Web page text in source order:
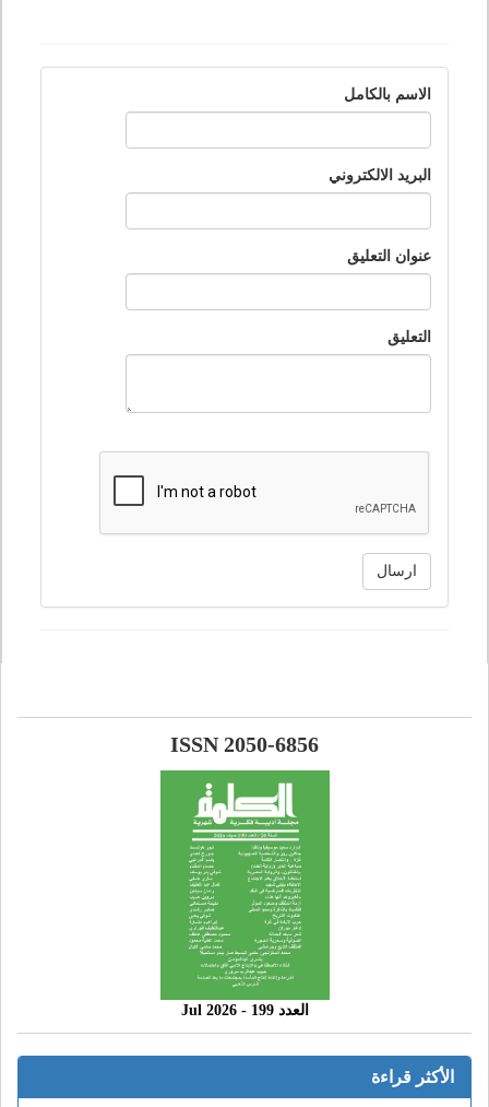
الاسم بالكامل
البريد الالكتروني
عنوان التعليق
التعليق
ارسال
ISSN 2050-6856
العدد 199 - 2026 Jul
الأكثر قراءة